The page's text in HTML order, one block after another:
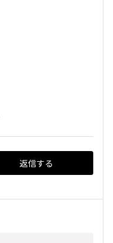
返信する